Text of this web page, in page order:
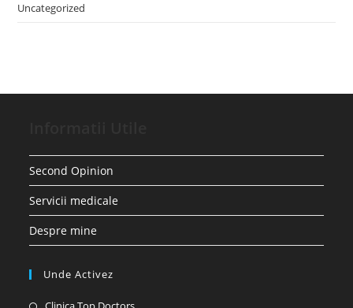
Uncategorized
Second Opinion
Servicii medicale
Despre mine
Unde Activez
Opens